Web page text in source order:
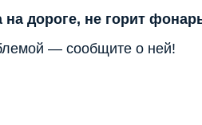
на дороге, не горит
— сообщите о ней!